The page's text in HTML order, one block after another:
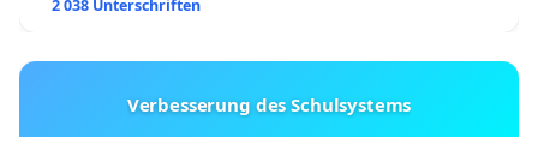
2 038 Unterschriften
Verbesserung des Schulsystems